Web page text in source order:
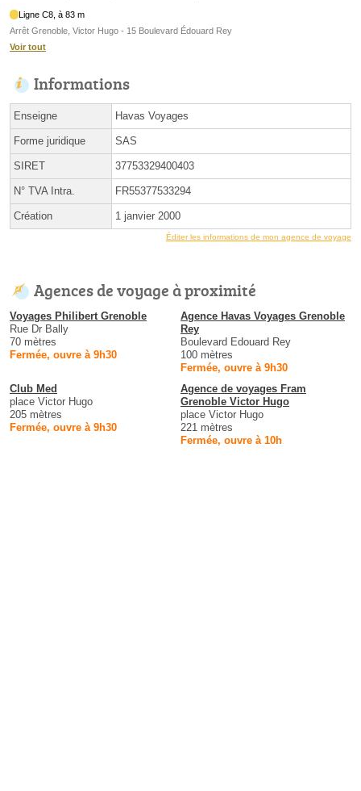
Ligne C8, à 83 m
Arrêt Grenoble, Victor Hugo - 15 Boulevard Édouard Rey
Voir tout
Informations
Enseigne Havas Voyages
Forme juridique SAS
SIRET 37753329400403
N° TVA Intra. FR55377533294
Création 1 janvier 2000
Éditer les informations de mon agence de voyage
Agences de voyage à proximité
Voyages Philibert Grenoble
Rue Dr Bally
70 mètres
Fermée, ouvre à 9h30
Agence Havas Voyages Grenoble
Rey
Boulevard Edouard Rey
100 mètres
Fermée, ouvre à 9h30
Club Med
place Victor Hugo
205 mètres
Fermée, ouvre à 9h30
Agence de voyages Fram
Grenoble Victor Hugo
place Victor Hugo
221 mètres
Fermée, ouvre à 10h